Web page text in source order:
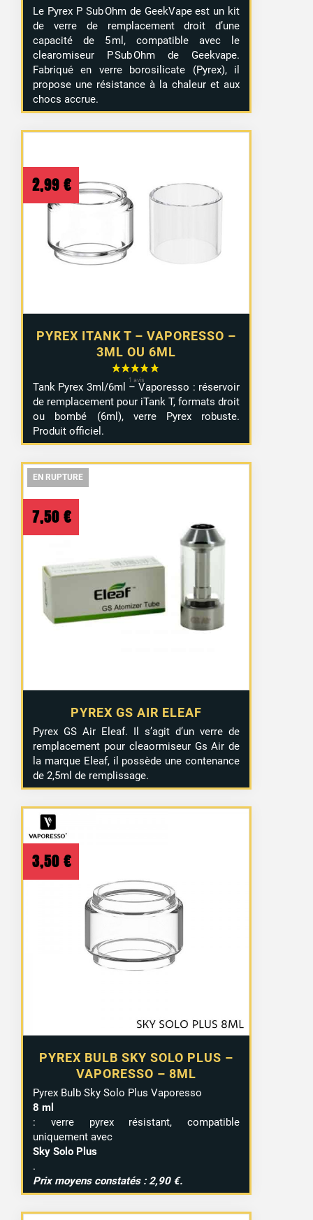
1 avis
Le Pyrex P Sub Ohm de GeekVape est un kit
de verre de remplacement droit d’une
capacité de 5 ml, compatible avec le
clearomiseur P Sub Ohm de Geekvape.
Fabriqué en verre borosilicate (Pyrex), il
propose une résistance à la chaleur et aux
chocs accrue.
PYREX ITANK T – VAPORESSO –
3ML OU 6ML
2,99 €
Tank Pyrex 3ml/6ml – Vaporesso : réservoir
de remplacement pour iTank T, formats droit
ou bombé (6ml), verre Pyrex robuste.
Produit officiel.
EN RUPTURE
EN RUPTURE
PYREX GS AIR ELEAF
7,50 €
Pyrex GS Air Eleaf. Il s’agit d’un verre de
remplacement pour cleaormiseur Gs Air de
la marque Eleaf, il possède une contenance
de 2,5ml de remplissage.
EN RUPTURE
PYREX BULB SKY SOLO PLUS –
VAPORESSO – 8ML
3,50 €
Pyrex Bulb Sky Solo Plus Vaporesso
8 ml
: verre pyrex résistant, compatible
uniquement avec
Sky Solo Plus
.
Prix moyens constatés : 2,90 €.